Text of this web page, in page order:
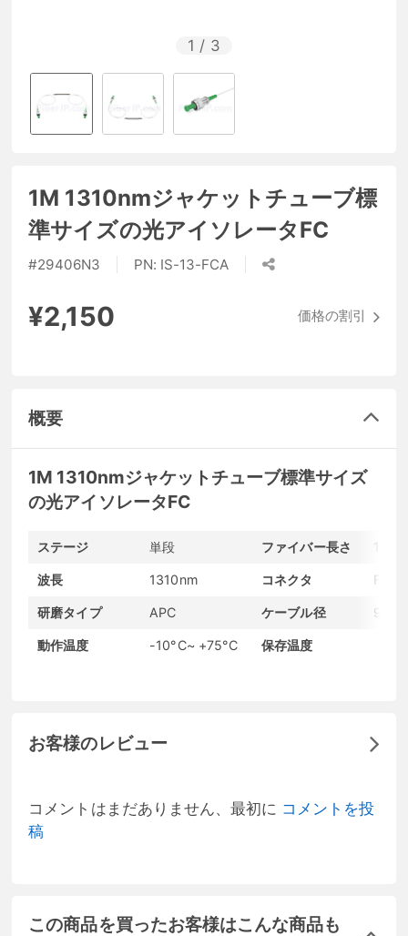
1 / 3
1M 1310nmジャケットチューブ標
準サイズの光アイソレータFC
#29406N3 PN: IS-13-FCA
¥2,150 価格の割引
概要
1M 1310nmジャケットチューブ標準サイズ
の光アイソレータFC
ステージ 単段 ファイバー長さ 1M
波長 1310nm コネクタ FC
研磨タイプ APC ケーブル径
動作温度 -10°C~ +75°C 保存温度
お客様のレビュー
コメントはまだありません、最初に コメントを投
稿
この商品を買ったお客様はこんな商品も